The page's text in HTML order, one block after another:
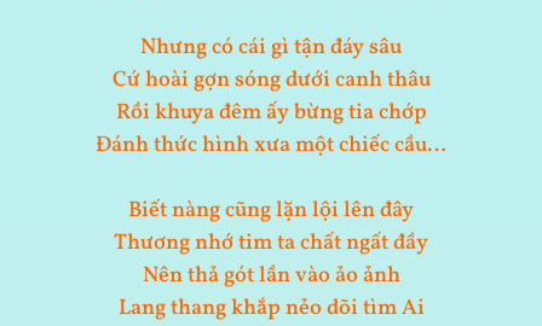
Nhưng có cái gì tận đáy sâu
Cứ hoài gợn sóng dưới canh thâu
Rồi khuya đêm ấy bừng tia chớp
Đánh thức hình xưa một chiếc cầu…
Biết nàng cũng lặn lội lên đây
Thương nhớ tim ta chất ngất đầy
Nên thả gót lần vào ảo ảnh
Lang thang khắp nẻo dõi tìm Ai